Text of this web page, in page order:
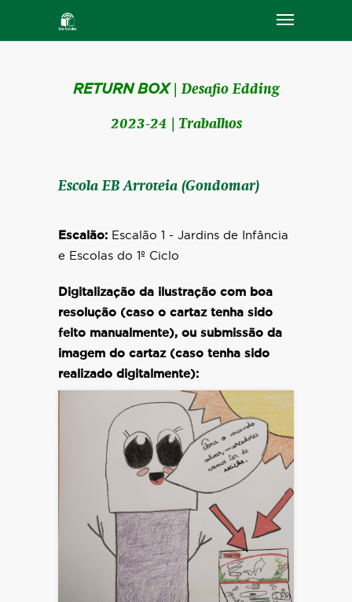
RETURN BOX| Desafio Edding
2023-24 | Trabalhos
Escola EB Arroteia (Gondomar)
Escalão: Escalão 1 - Jardins de Infância
e Escolas do 1º Ciclo
Digitalização da ilustração com boa
resolução (caso o cartaz tenha sido
feito manualmente), ou submissão da
imagem do cartaz (caso tenha sido
realizado digitalmente):